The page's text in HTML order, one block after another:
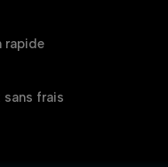
rapide
sans frais